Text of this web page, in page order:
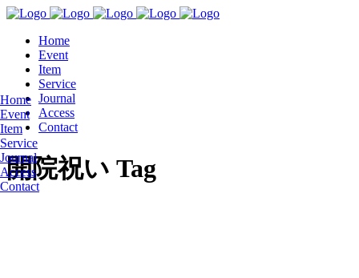
Home
Event
Item
Service
Journal
Access
Contact
Home
Event
Item
Service
Journal
Access
Contact
開院祝い Tag